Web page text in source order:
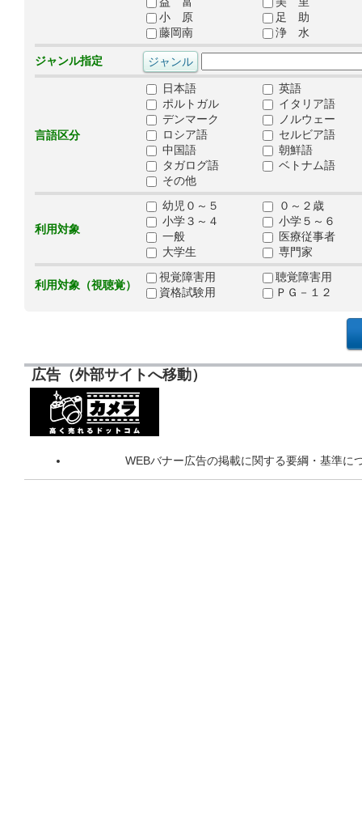
小 原
足 助
藤岡南
浄 水
ジャンル指定
言語区分
日本語
英語
ポルトガル
イタリア語
デンマーク
ノルウェー
ロシア語
セルビア語
中国語
朝鮮語
タガログ語
ベトナム語
その他
利用対象
幼児０～５
０～２歳
小学３～４
小学５～６
一般
医療従事者
大学生
専門家
利用対象（視聴覚）
視覚障害用
聴覚障害用
資格試験用
ＰＧ－１２
広告（外部サイトへ移動）
WEBバナー広告の掲載に関する要綱・基準に